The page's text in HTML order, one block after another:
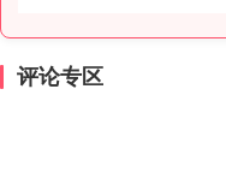
评论专区